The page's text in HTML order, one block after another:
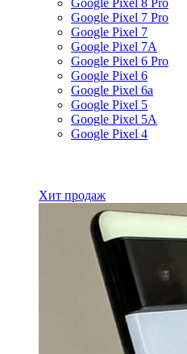
Google Pixel 8 Pro
Google Pixel 7 Pro
Google Pixel 7
Google Pixel 7A
Google Pixel 6 Pro
Google Pixel 6
Google Pixel 6a
Google Pixel 5
Google Pixel 5A
Google Pixel 4
Хит продаж